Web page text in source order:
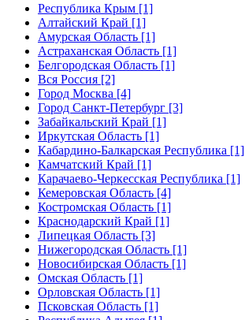
Республика Крым [1]
Алтайский Край [1]
Амурская Область [1]
Астраханская Область [1]
Белгородская Область [1]
Вся Россия [2]
Город Москва [4]
Город Санкт-Петербург [3]
Забайкальский Край [1]
Иркутская Область [1]
Кабардино-Балкарская Республика [1]
Камчатский Край [1]
Карачаево-Черкесская Республика [1]
Кемеровская Область [4]
Костромская Область [1]
Краснодарский Край [1]
Липецкая Область [3]
Нижегородская Область [1]
Новосибирская Область [1]
Омская Область [1]
Орловская Область [1]
Псковская Область [1]